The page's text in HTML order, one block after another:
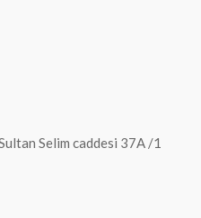
Selim caddesi 37A /1